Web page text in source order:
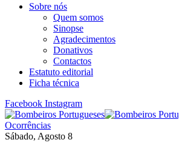
Sobre nós
Quem somos
Sinopse
Agradecimentos
Donativos
Contactos
Estatuto editorial
Ficha técnica
Facebook Instagram
Ocorrências
Sábado, Agosto 8